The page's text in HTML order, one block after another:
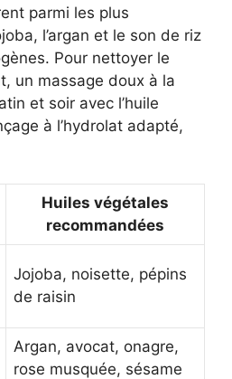
parmi les plus
l’argan et le son de riz
Pour nettoyer le
un massage doux à la
et soir avec l’huile
à l’hydrolat adapté,
Huiles végétales
recommandées
Jojoba, noisette, pépins
de raisin
Argan, avocat, onagre,
rose musquée, sésame